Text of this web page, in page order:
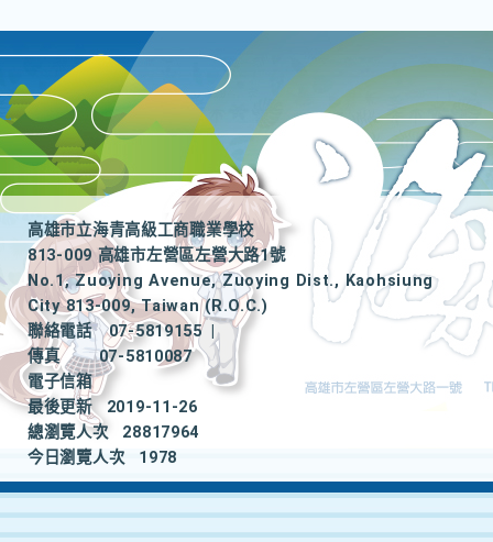
高雄市立海青高級工商職業學校
813-009 高雄市左營區左營大路1號
No.1, Zuoying Avenue, Zuoying Dist., Kaohsiung
City 813-009, Taiwan (R.O.C.)
聯絡電話
07-5819155
|
傳真
07-5810087
電子信箱
最後更新
2019-11-26
總瀏覽人次
28817964
今日瀏覽人次
1978